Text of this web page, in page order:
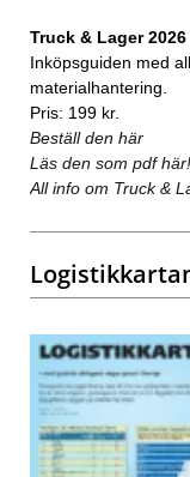
Truck & Lager 2026
Inköpsguiden med
materialhantering.
Pris: 199 kr.
Beställ den här
Läs den som pdf här!
All info om Truck &